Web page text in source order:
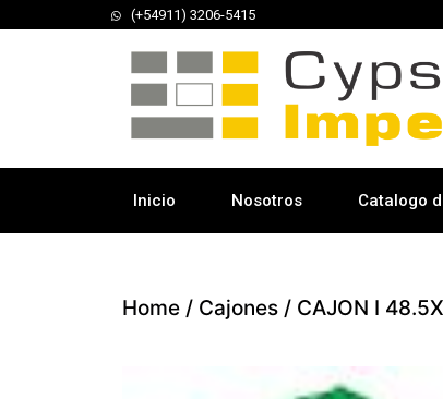
(+54911) 3206-5415
Inicio Nosotros Catalogo
Home / Cajones / CAJON I